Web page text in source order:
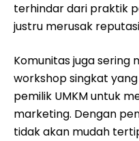
terhindar dari praktik
justru merusak
Komunitas juga sering
workshop singkat
pemilik UMKM untuk
marketing. Dengan
tidak akan mudah